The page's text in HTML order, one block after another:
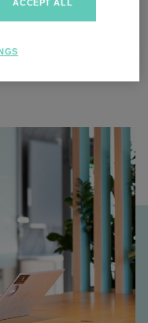
ACCEPT ALL